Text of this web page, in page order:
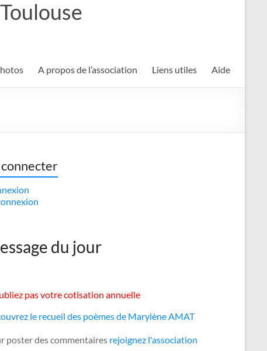
A propos de l’association Liens utiles Aide
connecter
du jour
pas votre cotisation annuelle
le recueil des poèmes de Marylène AMAT
poster des commentaires rejoignez l'association